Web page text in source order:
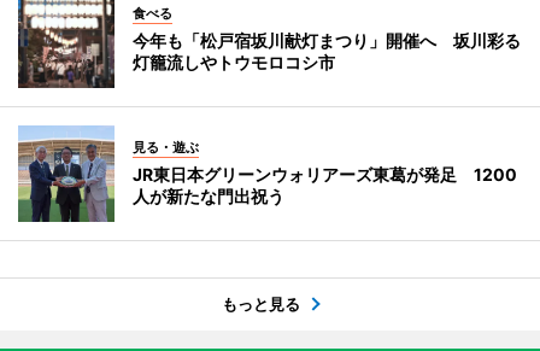
食べる
今年も「松戸宿坂川献灯まつり」開催へ 坂川彩る
灯籠流しやトウモロコシ市
見る・遊ぶ
JR東日本グリーンウォリアーズ東葛が発足 1200
人が新たな門出祝う
もっと見る